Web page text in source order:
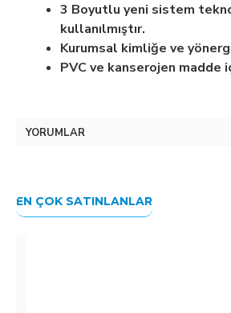
3 Boyutlu yeni sistem
kullanılmıştır.
Kurumsal kimliğe ve
PVC ve kanserojen madde
YORUMLAR
EN ÇOK SATINLANLAR